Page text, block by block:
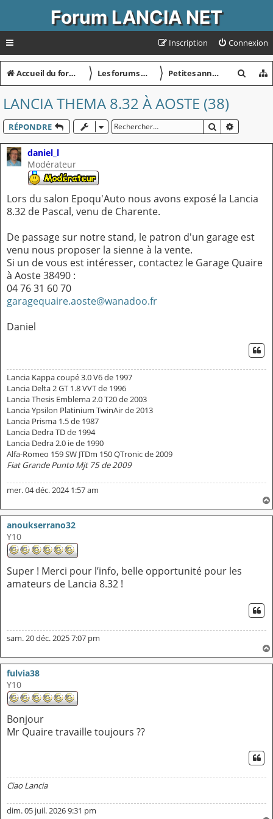
Forum LANCIA NET
Connexion
Inscription
Accueil du forum 〉 Les forums petites annonces 〉 Petites annonces : vente de véhicules
e
h
LANCIA THEMA 8.32 À AOSTE (38)
RÉPONDRE RECHERCHER
daniel_l
Modérateur
Lors du salon Epoqu'Auto nous avons exposé la Lancia
8.32 de Pascal, venu de Charente.
De passage sur notre stand, le patron d'un garage est
venu nous proposer la sienne à la vente.
Si un de vous est intéresser, contactez le Garage Quaire
à Aoste 38490 :
04 76 31 60 70
garagequaire.aoste@wanadoo.fr
Daniel
Lancia Kappa coupé 3.0 V6 de 1997
Lancia Delta 2 GT 1.8 VVT de 1996
Lancia Thesis Emblema 2.0 T20 de 2003
Lancia Ypsilon Platinium TwinAir de 2013
Lancia Prisma 1.5 de 1987
Lancia Dedra TD de 1994
Lancia Dedra 2.0 ie de 1990
Alfa-Romeo 159 SW JTDm 150 QTronic de 2009
Fiat Grande Punto Mjt 75 de 2009
mer. 04 déc. 2024 1:57 am
anoukserrano32
Y10
Super ! Merci pour l’info, belle opportunité pour les
amateurs de Lancia 8.32 !
sam. 20 déc. 2025 7:07 pm
fulvia38
Y10
Bonjour
Mr Quaire travaille toujours ??
Ciao Lancia
dim. 05 juil. 2026 9:31 pm